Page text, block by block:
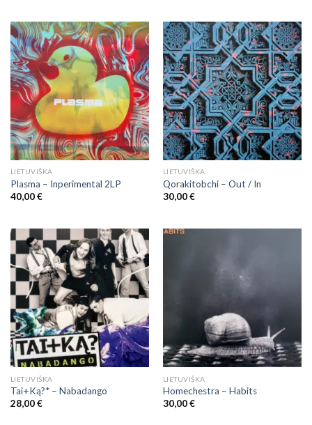
LIETUVIŠKA
Plasma – Inperimental 2LP
40,00€
LIETUVIŠKA
Qorakitobchi – Out / In
30,00€
LIETUVIŠKA
Tai+Ką?* – Nabadango
28,00€
LIETUVIŠKA
Homechestra – Habits
30,00€